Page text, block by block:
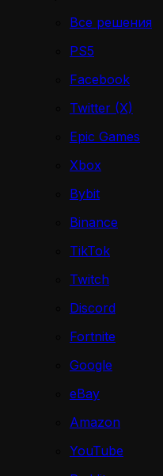
Все решения
PS5
Facebook
Twitter (X)
Epic Games
Xbox
Bybit
Binance
TikTok
Twitch
Discord
Fortnite
Google
eBay
Amazon
YouTube